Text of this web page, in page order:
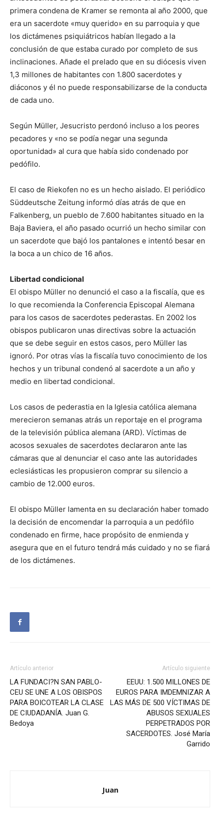
primera condena de Kramer se remonta al año 2000, que
era un sacerdote «muy querido» en su parroquia y que
los dictámenes psiquiátricos habían llegado a la
conclusión de que estaba curado por completo de sus
inclinaciones. Añade el prelado que en su diócesis viven
1,3 millones de habitantes con 1.800 sacerdotes y
diáconos y él no puede responsabilizarse de la conducta
de cada uno.
Según Müller, Jesucristo perdonó incluso a los peores
pecadores y «no se podía negar una segunda
oportunidad» al cura que había sido condenado por
pedófilo.
El caso de Riekofen no es un hecho aislado. El periódico
Süddeutsche Zeitung informó días atrás de que en
Falkenberg, un pueblo de 7.600 habitantes situado en la
Baja Baviera, el año pasado ocurrió un hecho similar con
un sacerdote que bajó los pantalones e intentó besar en
la boca a un chico de 16 años.
Libertad condicional
El obispo Müller no denunció el caso a la fiscalía, que es
lo que recomienda la Conferencia Episcopal Alemana
para los casos de sacerdotes pederastas. En 2002 los
obispos publicaron unas directivas sobre la actuación
que se debe seguir en estos casos, pero Müller las
ignoró. Por otras vías la fiscalía tuvo conocimiento de los
hechos y un tribunal condenó al sacerdote a un año y
medio en libertad condicional.
Los casos de pederastia en la Iglesia católica alemana
merecieron semanas atrás un reportaje en el programa
de la televisión pública alemana (ARD). Víctimas de
acosos sexuales de sacerdotes declararon ante las
cámaras que al denunciar el caso ante las autoridades
eclesiásticas les propusieron comprar su silencio a
cambio de 12.000 euros.
El obispo Müller lamenta en su declaración haber tomado
la decisión de encomendar la parroquia a un pedófilo
condenado en firme, hace propósito de enmienda y
asegura que en el futuro tendrá más cuidado y no se fiará
de los dictámenes.
Artículo anterior
LA FUNDACI?N SAN PABLO-
CEU SE UNE A LOS OBISPOS
PARA BOICOTEAR LA CLASE
DE CIUDADANÍA. Juan G.
Bedoya
Artículo siguiente
EEUU: 1.500 MILLONES DE
EUROS PARA IMDEMNIZAR A
LAS MÁS DE 500 VÍCTIMAS DE
ABUSOS SEXUALES
PERPETRADOS POR
SACERDOTES. José María
Garrido
Juan